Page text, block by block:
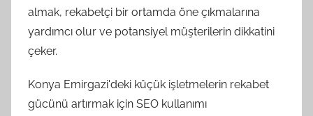
almak, rekabetçi bir ortamda öne çıkmalarına
yardımcı olur ve potansiyel müşterilerin dikkatini
çeker.
Konya Emirgazi'deki küçük işletmelerin rekabet
gücünü artırmak için SEO kullanımı